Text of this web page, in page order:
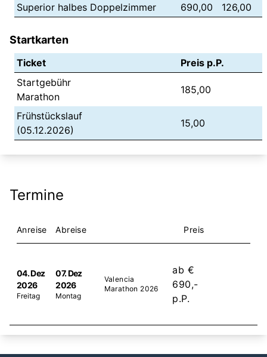
Superior halbes Doppelzimmer
690,00 126,00
Startkarten
Ticket
Preis p.P.
Startgebühr
Marathon
185,00
Frühstückslauf
(05.12.2026)
15,00
Termine
Anreise Abreise Preis
04. Dez
2026
Freitag
07. Dez
2026
Montag
Valencia
Marathon 2026
ab €
690,-
p.P.